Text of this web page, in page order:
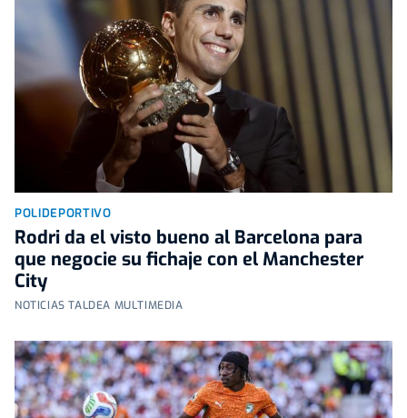
POLIDEPORTIVO
Rodri da el visto bueno al Barcelona para
que negocie su fichaje con el Manchester
City
NOTICIAS TALDEA MULTIMEDIA